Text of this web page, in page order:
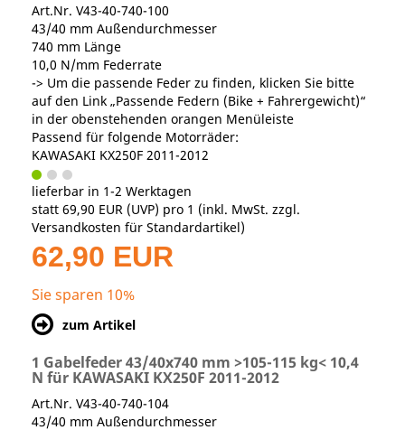
Art.Nr. V43-40-740-100
43/40 mm Außendurchmesser
740 mm Länge
10,0 N/mm Federrate
-> Um die passende Feder zu finden, klicken Sie bitte
auf den Link „Passende Federn (Bike + Fahrergewicht)“
in der obenstehenden orangen Menüleiste
Passend für folgende Motorräder:
KAWASAKI KX250F 2011-2012
lieferbar in 1-2 Werktagen
statt 69,90 EUR (UVP) pro 1 (inkl. MwSt. zzgl.
Versandkosten für Standardartikel)
62,90 EUR
Sie sparen 10%
zum Artikel
1 Gabelfeder 43/40x740 mm >105-115 kg< 10,4
N für KAWASAKI KX250F 2011-2012
Art.Nr. V43-40-740-104
43/40 mm Außendurchmesser